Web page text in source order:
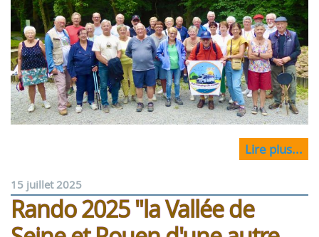
Lire plus...
15 juillet 2025
Rando 2025 "la Vallée de